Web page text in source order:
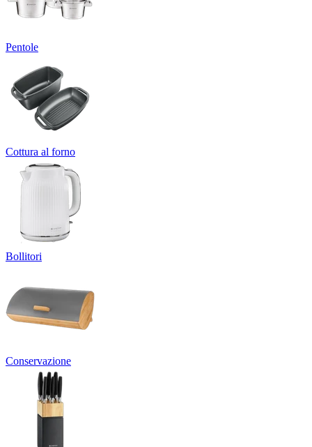
Pentole
Cottura al forno
Bollitori
Conservazione